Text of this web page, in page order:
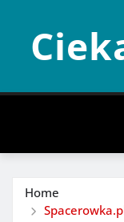
content
Home